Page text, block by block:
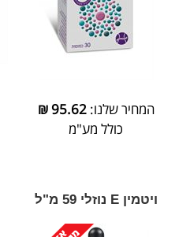
המחיר שלנו:95.62
₪
כולל מע"מ
ויטמין E נוזלי 59 מ"ל